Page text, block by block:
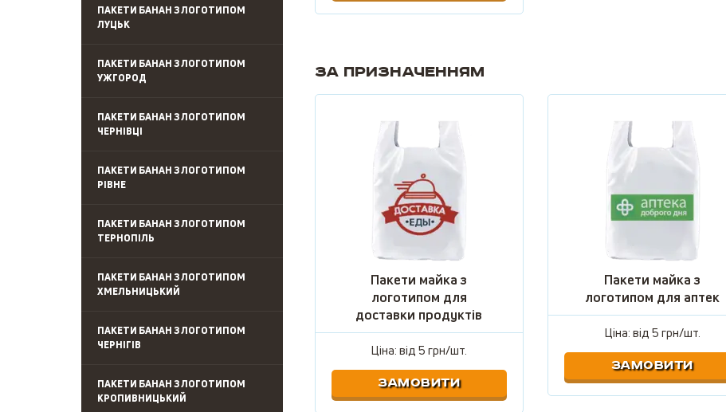
ПАКЕТИ БАНАН З ЛОГОТИПОМ
ЛУЦЬК
ПАКЕТИ БАНАН З ЛОГОТИПОМ
УЖГОРОД
ПАКЕТИ БАНАН З ЛОГОТИПОМ
ЧЕРНІВЦІ
ПАКЕТИ БАНАН З ЛОГОТИПОМ
РІВНЕ
ПАКЕТИ БАНАН З ЛОГОТИПОМ
ТЕРНОПІЛЬ
ПАКЕТИ БАНАН З ЛОГОТИПОМ
ХМЕЛЬНИЦЬКИЙ
ПАКЕТИ БАНАН З ЛОГОТИПОМ
ЧЕРНІГІВ
ПАКЕТИ БАНАН З ЛОГОТИПОМ
КРОПИВНИЦЬКИЙ
За призначенням
Пакети майка з
логотипом для
доставки продуктів
Ціна: від5 грн/шт.
ЗАМОВИТИ
Пакети майка з
логотипом для аптек
Ціна: від5 грн/шт.
ЗАМОВИТИ